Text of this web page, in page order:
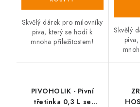
Skvělý dárek pro milovníky
piva, který se hodí k
mnoha příležitostem!
Skvělý
PIVOHOLIK - Pivní
třetinka 0,3 L se